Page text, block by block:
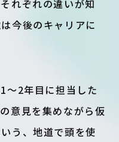
れぞれの違いが知
今後のキャリアに
〜2年目に担当した
意見を集めながら仮
う、地道で頭を使